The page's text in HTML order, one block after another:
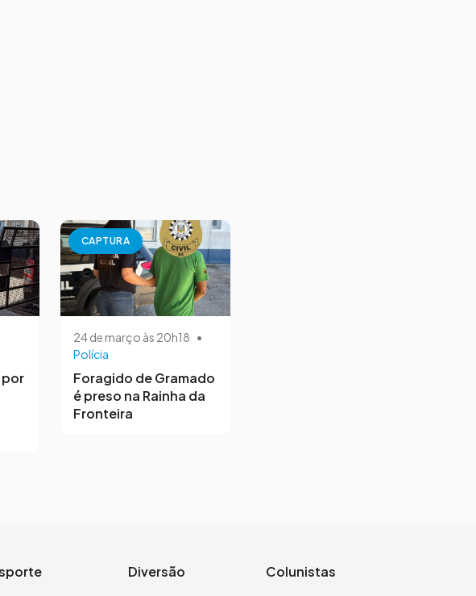
por
CAPTURA
24 de março às 20h18 •
Polícia
Foragido de Gramado
é preso na Rainha da
Fronteira
Diversão Colunistas